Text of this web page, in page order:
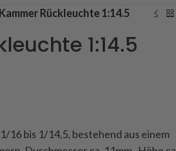
Rückleuchte 1:14.5
1:14.5
16 bis 1/14,5, bestehend aus einem